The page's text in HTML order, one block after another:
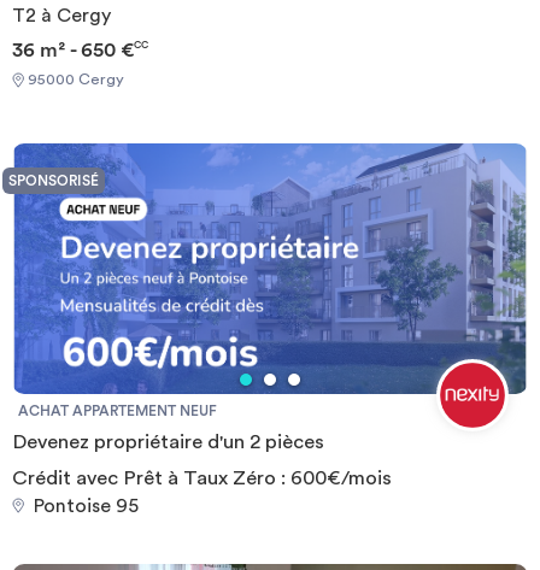
T2 à Cergy
36 m² - 650 €CC
95000 Cergy
SPONSORISÉ
ACHAT APPARTEMENT NEUF
Devenez propriétaire d'un 2 pièces
Crédit avec Prêt à Taux Zéro : 600€/mois
Pontoise 95